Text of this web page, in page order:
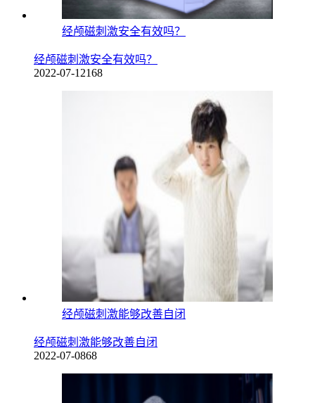
经颅磁刺激安全有效吗？
经颅磁刺激安全有效吗？
2022-07-12168
经颅磁刺激能够改善自闭
经颅磁刺激能够改善自闭
2022-07-0868